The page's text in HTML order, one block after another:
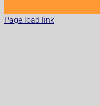
Page load link